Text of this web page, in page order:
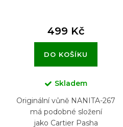
499 Kč
DO KOŠÍKU
Skladem
Originální vůně NANITA-267
má podobné složení
jako Cartier Pasha